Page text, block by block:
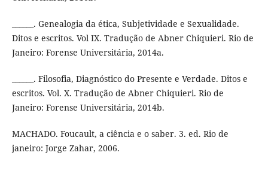
______. Genealogia da ética, Subjetividade e Sexualidade.
Ditos e escritos. Vol IX. Tradução de Abner Chiquieri. Rio de
Janeiro: Forense Universitária, 2014a.
______. Filosofia, Diagnóstico do Presente e Verdade. Ditos e
escritos. Vol. X. Tradução de Abner Chiquieri. Rio de
Janeiro: Forense Universitária, 2014b.
MACHADO. Foucault, a ciência e o saber. 3. ed. Rio de
janeiro: Jorge Zahar, 2006.